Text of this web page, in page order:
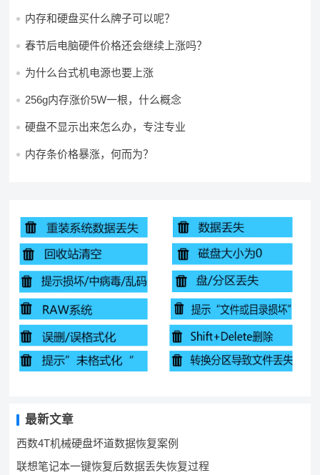
内存和硬盘买什么牌子可以呢？
春节后电脑硬件价格还会继续上涨吗？
为什么台式机电源也要上涨
256g内存涨价5W一根，什么概念
硬盘不显示出来怎么办，专注专业
内存条价格暴涨，何而为？
最新文章
西数4T机械硬盘坏道数据恢复案例
联想笔记本一键恢复后数据丢失恢复过程